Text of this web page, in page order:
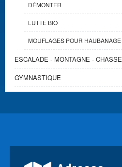
DÉMONTER
LUTTE BIO
MOUFLAGES POUR HAUBANAGE
ESCALADE - MONTAGNE - CHASSE
GYMNASTIQUE